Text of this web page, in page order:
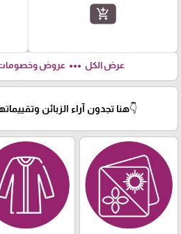
add_shopping_cart
عرض الكل more_horiz عروض وخصومات
👇هنا تجدون آراء الزبائن